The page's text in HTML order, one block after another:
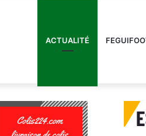
ACTUALITÉ